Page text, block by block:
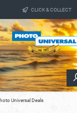
CLICK & COLLECT
Universal Deals